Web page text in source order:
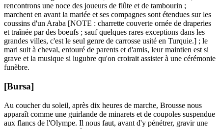
rencontrons une noce des joueurs de flûte et de tambourin ;
marchent en avant la mariée et ses compagnes sont étendues sur les
coussins d'un Araba [NOTE : charrette couverte ornée de draperies
et traînée par des boeufs ; sauf quelques rares exceptions dans les
grandes villes, c'est le seul genre de carrosse usité en Turquie.] ; le
mari suit à cheval, entouré de parents et d'amis, leur maintien est si
grave et la musique si lugubre qu'on croirait assister à une cérémonie
funèbre.
[Bursa]
Au coucher du soleil, après dix heures de marche, Brousse nous
apparaît comme une guirlande de minarets et de coupoles suspendue
aux flancs de l'Olympe. Il nous faut, avant d'y pénétrer, gravir une